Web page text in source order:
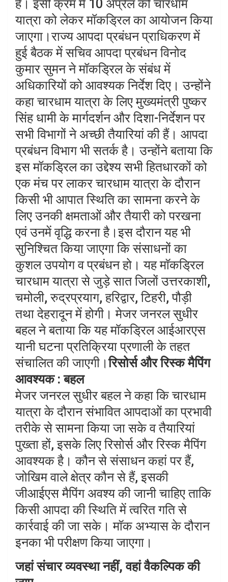
हैं। इसी क्रम में 10 अप्रैल को चारधाम
यात्रा को लेकर मॉकड्रिल का आयोजन किया
जाएगा।राज्य आपदा प्रबंधन प्राधिकरण में
हुई बैठक में सचिव आपदा प्रबंधन विनोद
कुमार सुमन ने मॉकड्रिल के संबंध में
अधिकारियों को आवश्यक निर्देश दिए। उन्होंने
कहा चारधाम यात्रा के लिए मुख्यमंत्री पुष्कर
सिंह धामी के मार्गदर्शन और दिशा-निर्देशन पर
सभी विभागों ने अच्छी तैयारियां की हैं। आपदा
प्रबंधन विभाग भी सतर्क है। उन्होंने बताया कि
इस मॉकड्रिल का उद्देश्य सभी हितधारकों को
एक मंच पर लाकर चारधाम यात्रा के दौरान
किसी भी आपात स्थिति का सामना करने के
लिए उनकी क्षमताओं और तैयारी को परखना
एवं उनमें वृद्धि करना है।इस दौरान यह भी
सुनिश्चित किया जाएगा कि संसाधनों का
कुशल उपयोग व प्रबंधन हो। यह माॅकड्रिल
चारधाम यात्रा से जुड़े सात जिलों उत्तरकाशी,
चमोली, रुद्रप्रयाग, हरिद्वार, टिहरी, पौड़ी
तथा देहरादून में होगी। मेजर जनरल सुधीर
बहल ने बताया कि यह मॉकड्रिल आईआरएस
यानी घटना प्रतिक्रिया प्रणाली के तहत
संचालित की जाएगी।रिसोर्स और रिस्क मैपिंग
आवश्यक : बहल
मेजर जनरल सुधीर बहल ने कहा कि चारधाम
यात्रा के दौरान संभावित आपदाओं का प्रभावी
तरीके से सामना किया जा सके व तैयारियां
पुख्ता हों, इसके लिए रिसोर्स और रिस्क मैपिंग
आवश्यक है। कौन से संसाधन कहां पर हैं,
जोखिम वाले क्षेत्र कौन से हैं, इसकी
जीआईएस मैपिंग अवश्य की जानी चाहिए ताकि
किसी आपदा की स्थिति में त्वरित गति से
कार्रवाई की जा सके। माॅक अभ्यास के दौरान
इनका भी परीक्षण किया जाएगा।
जहां संचार व्यवस्था नहीं, वहां वैकल्पिक की